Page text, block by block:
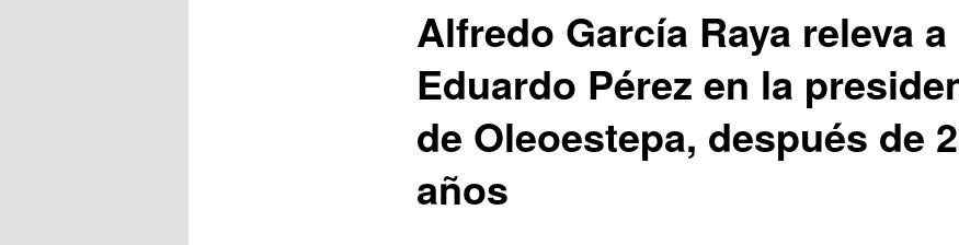
Alfredo García Raya releva a
Eduardo Pérez en la
de Oleoestepa, después de
años